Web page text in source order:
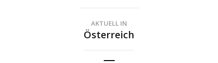
AKTUELL IN
Österreich